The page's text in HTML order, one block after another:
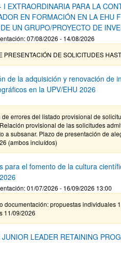
EXTRAORDINARIA PARA LA
EN FORMACIÓN EN LA EHU
UN GRUPO/PROYECTO DE
07/08/2026 - 14/08/2026
PRESENTACIÓN DE SOLICITUDES
de la adquisición y renovación de
en la UPV/EHU 2026
errores del listado provisional de
provisional de las solicitudes
a subsanar. Plazo de presentación de
(ambos incluídos)
para el fomento de la cultura
01/07/2026 - 16/09/2026 13:00
documentación: propuestas individuales
11/09/2026
LEADER RETAINING